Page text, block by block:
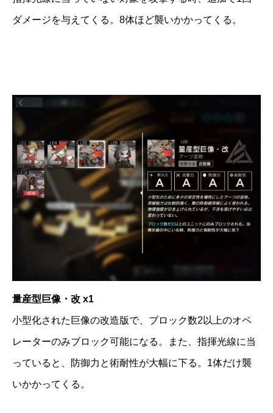
ダメージを与えてくる。8体ほど襲いかかってくる。
量産型巨像・改 x1
小型化された巨像の改造版で、ブロック数2以上のオペ
レーターのみブロック可能になる。また、指揮光線に当
っていると、防御力と術耐性が大幅に下る。1体だけ襲
いかかってくる。